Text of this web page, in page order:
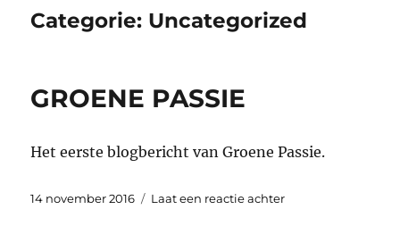
Categorie: Uncategorized
GROENE PASSIE
Het eerste blogbericht van Groene Passie.
Geplaatst
14 november 2016 Laat een reactie achterop